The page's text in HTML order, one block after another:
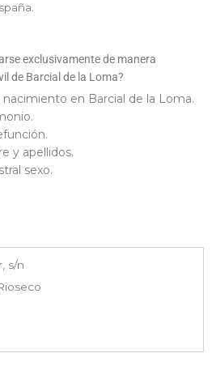
exclusivamente de manera
de Barcial de la Loma?
en Barcial de la Loma.
y apellidos.
sexo.
s/n